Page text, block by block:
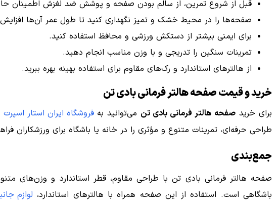
قبل از شروع تمرین، از سالم بودن صفحه و پوشش ضد لغزش اطمینان
صفحه‌ها را در محیط خشک و تمیز نگهداری کنید تا طول عمر آن‌ها افزایش
برای ایمنی بیشتر از دستکش ورزشی و محافظ استفاده کنید.
تمرینات سنگین را تدریجی و با وزن مناسب انجام دهید.
از هالترهای استاندارد و رک‌های مقاوم برای استفاده بهینه بهره ببرید.
خرید و قیمت صفحه هالتر فرمانی بادی تن
برای خرید صفحه هالتر فرمانی بادی تن می‌توانید بهفروشگاه ایران استار اسپرت
طراحی حرفه‌ای، تمرینات متنوع و مؤثری را در خانه یا باشگاه برای ورزشکاران
جمع‌بندی
صفحه هالتر فرمانی بادی تن با طراحی مقاوم، قطر استاندارد و وزن‌های
باشگاهی است. استفاده از این صفحه همراه با هالترهای استاندارد، لوازم